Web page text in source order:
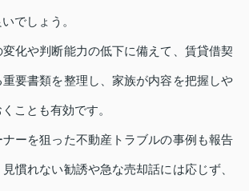
でしょう。
変化や判断能力の低下に備えて、賃貸借契
要書類を整理し、家族が内容を把握しや
ことも有効です。
ーを狙った不動産トラブルの事例も報告
慣れない勧誘や急な売却話には応じず、